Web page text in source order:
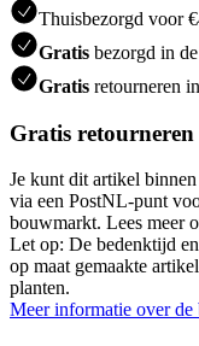
Thuisbezorgd voor
Gratis bezorgd in
Gratis retourneren
Gratis
Je kunt dit artikel
via een PostNL-punt
bouwmarkt. Lees meer
Let op: De bedenktijd
op maat gemaakte
planten.
Meer informatie over de